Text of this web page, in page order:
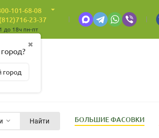
✖
город
101-68-08
23-37
до 18ч пн-пт
Найти БОЛЬШИЕ ФАСОВКИ